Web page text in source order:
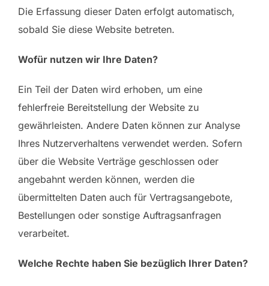
Die Erfassung dieser Daten erfolgt automatisch,
sobald Sie diese Website betreten.
Wofür nutzen wir Ihre Daten?
Ein Teil der Daten wird erhoben, um eine
fehlerfreie Bereitstellung der Website zu
gewährleisten. Andere Daten können zur Analyse
Ihres Nutzerverhaltens verwendet werden. Sofern
über die Website Verträge geschlossen oder
angebahnt werden können, werden die
übermittelten Daten auch für Vertragsangebote,
Bestellungen oder sonstige Auftragsanfragen
verarbeitet.
Welche Rechte haben Sie bezüglich Ihrer Daten?